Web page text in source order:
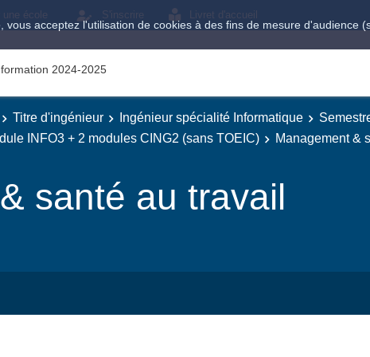
acceptez l'utilisation de cookies à des fins de mesure d'audience
une école S'inscrire Livret d'accueil
2024-2025
Titre d'ingénieur Ingénieur spécialité Informatique
INFO3 + 2 modules CING2 (sans TOEIC)
Management &
santé au travail